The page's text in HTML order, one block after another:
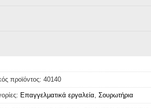
προϊόντος: 40140
Επαγγελματικά εργαλεία, Σουρωτήρια